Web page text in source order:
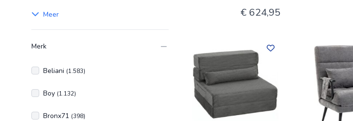
Meer
Merk
Beliani (1.583)
Boy (1.132)
Bronx71 (398)
€ 624,95